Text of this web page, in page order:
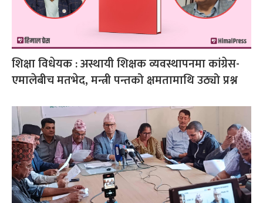
शिक्षा विधेयक : अस्थायी शिक्षक व्यवस्थापनमा कांग्रेस-
एमालेबीच मतभेद, मन्त्री पन्तको क्षमतामाथि उठ्यो प्रश्न